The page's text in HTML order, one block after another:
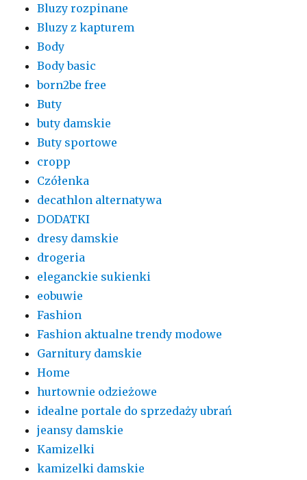
Bluzy rozpinane
Bluzy z kapturem
Body
Body basic
born2be free
Buty
buty damskie
Buty sportowe
cropp
Czółenka
decathlon alternatywa
DODATKI
dresy damskie
drogeria
eleganckie sukienki
eobuwie
Fashion
Fashion aktualne trendy modowe
Garnitury damskie
Home
hurtownie odzieżowe
idealne portale do sprzedaży ubrań
jeansy damskie
Kamizelki
kamizelki damskie